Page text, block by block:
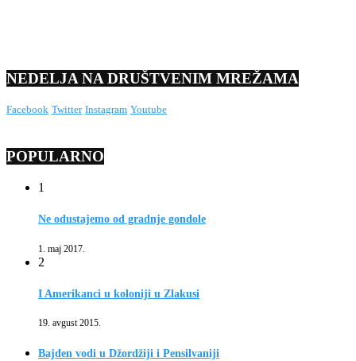
NEDELJA NA DRUŠTVENIM MREŽAMA
Facebook Twitter Instagram Youtube
POPULARNO
1
Ne odustajemo od gradnje gondole
1. maj 2017.
2
I Amerikanci u koloniji u Zlakusi
19. avgust 2015.
Bajden vodi u Džordžiji i Pensilvaniji